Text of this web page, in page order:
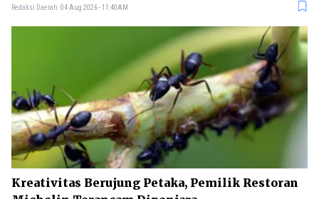
Redaksi Daerah 04 Aug 2026 - 11:40AM
Kreativitas Berujung Petaka, Pemilik Restoran